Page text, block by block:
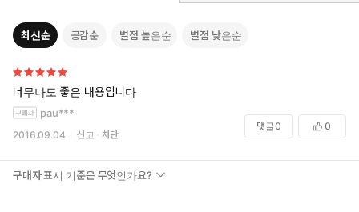
최신순 공감순 별점 높은순 별점 낮은순
너무나도 좋은 내용입니다
pau***
2016.09.04 신고 차단
댓글0 0
구매자 표시 기준은 무엇인가요?